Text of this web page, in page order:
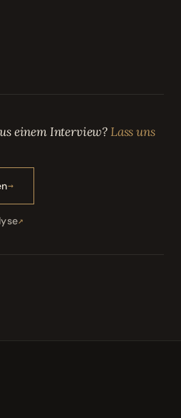
einem Interview?Lass uns